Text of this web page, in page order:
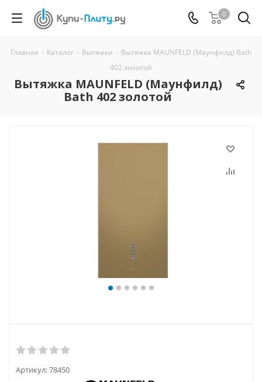
0
Главная - Каталог - Вытяжки - Вытяжка MAUNFELD (Маунфилд) Bath
402 золотой
Вытяжка MAUNFELD (Маунфилд)
Bath 402 золотой
Артикул:78450